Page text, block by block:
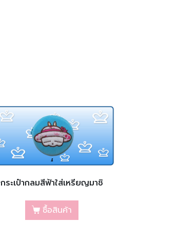
กระเป๋ากลมสีฟ้าใส่เหรียญมาชิ
ซื้อสินค้า